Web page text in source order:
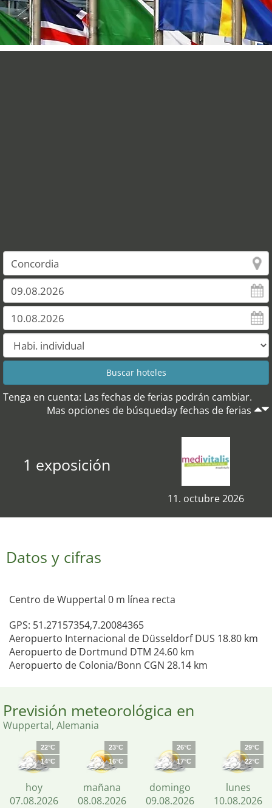
Tenga en cuenta: Las fechas de ferias podrán cambiar.
Mas opciones de búsqueday fechas de ferias
1 exposición
11. octubre 2026
Datos y cifras
Centro de Wuppertal 0 m línea recta
GPS: 51.27157354,7.20084365
Aeropuerto Internacional de Düsseldorf DUS 18.80 km
Aeropuerto de Dortmund DTM 24.60 km
Aeropuerto de Colonia/Bonn CGN 28.14 km
Previsión meteorológica en
Wuppertal, Alemania
22°C
14°C
hoy
07.08.2026
23°C
16°C
mañana
08.08.2026
26°C
17°C
domingo
09.08.2026
29°C
22°C
lunes
10.08.2026